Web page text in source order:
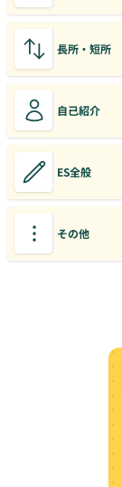
長所・短所
自己紹介
ES全般
その他